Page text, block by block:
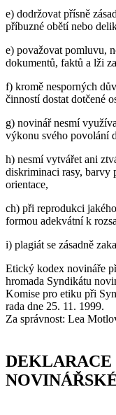
e) dodržovat přísně
příbuzné obětí nebo
e) považovat pomluvu,
dokumentů, faktů a lži
f) kromě nesporných
činností dostat dotčené
g) novinář nesmí
výkonu svého povolání
h) nesmí vytvářet ani
diskriminaci rasy, barvy
orientace,
ch) při reprodukci
formou adekvátní k
i) plagiát se zásadně
Etický kodex novináře
hromada Syndikátu
Komise pro etiku při
rada dne 25. 11. 1999.
Za správnost: Lea
DEKLARACE